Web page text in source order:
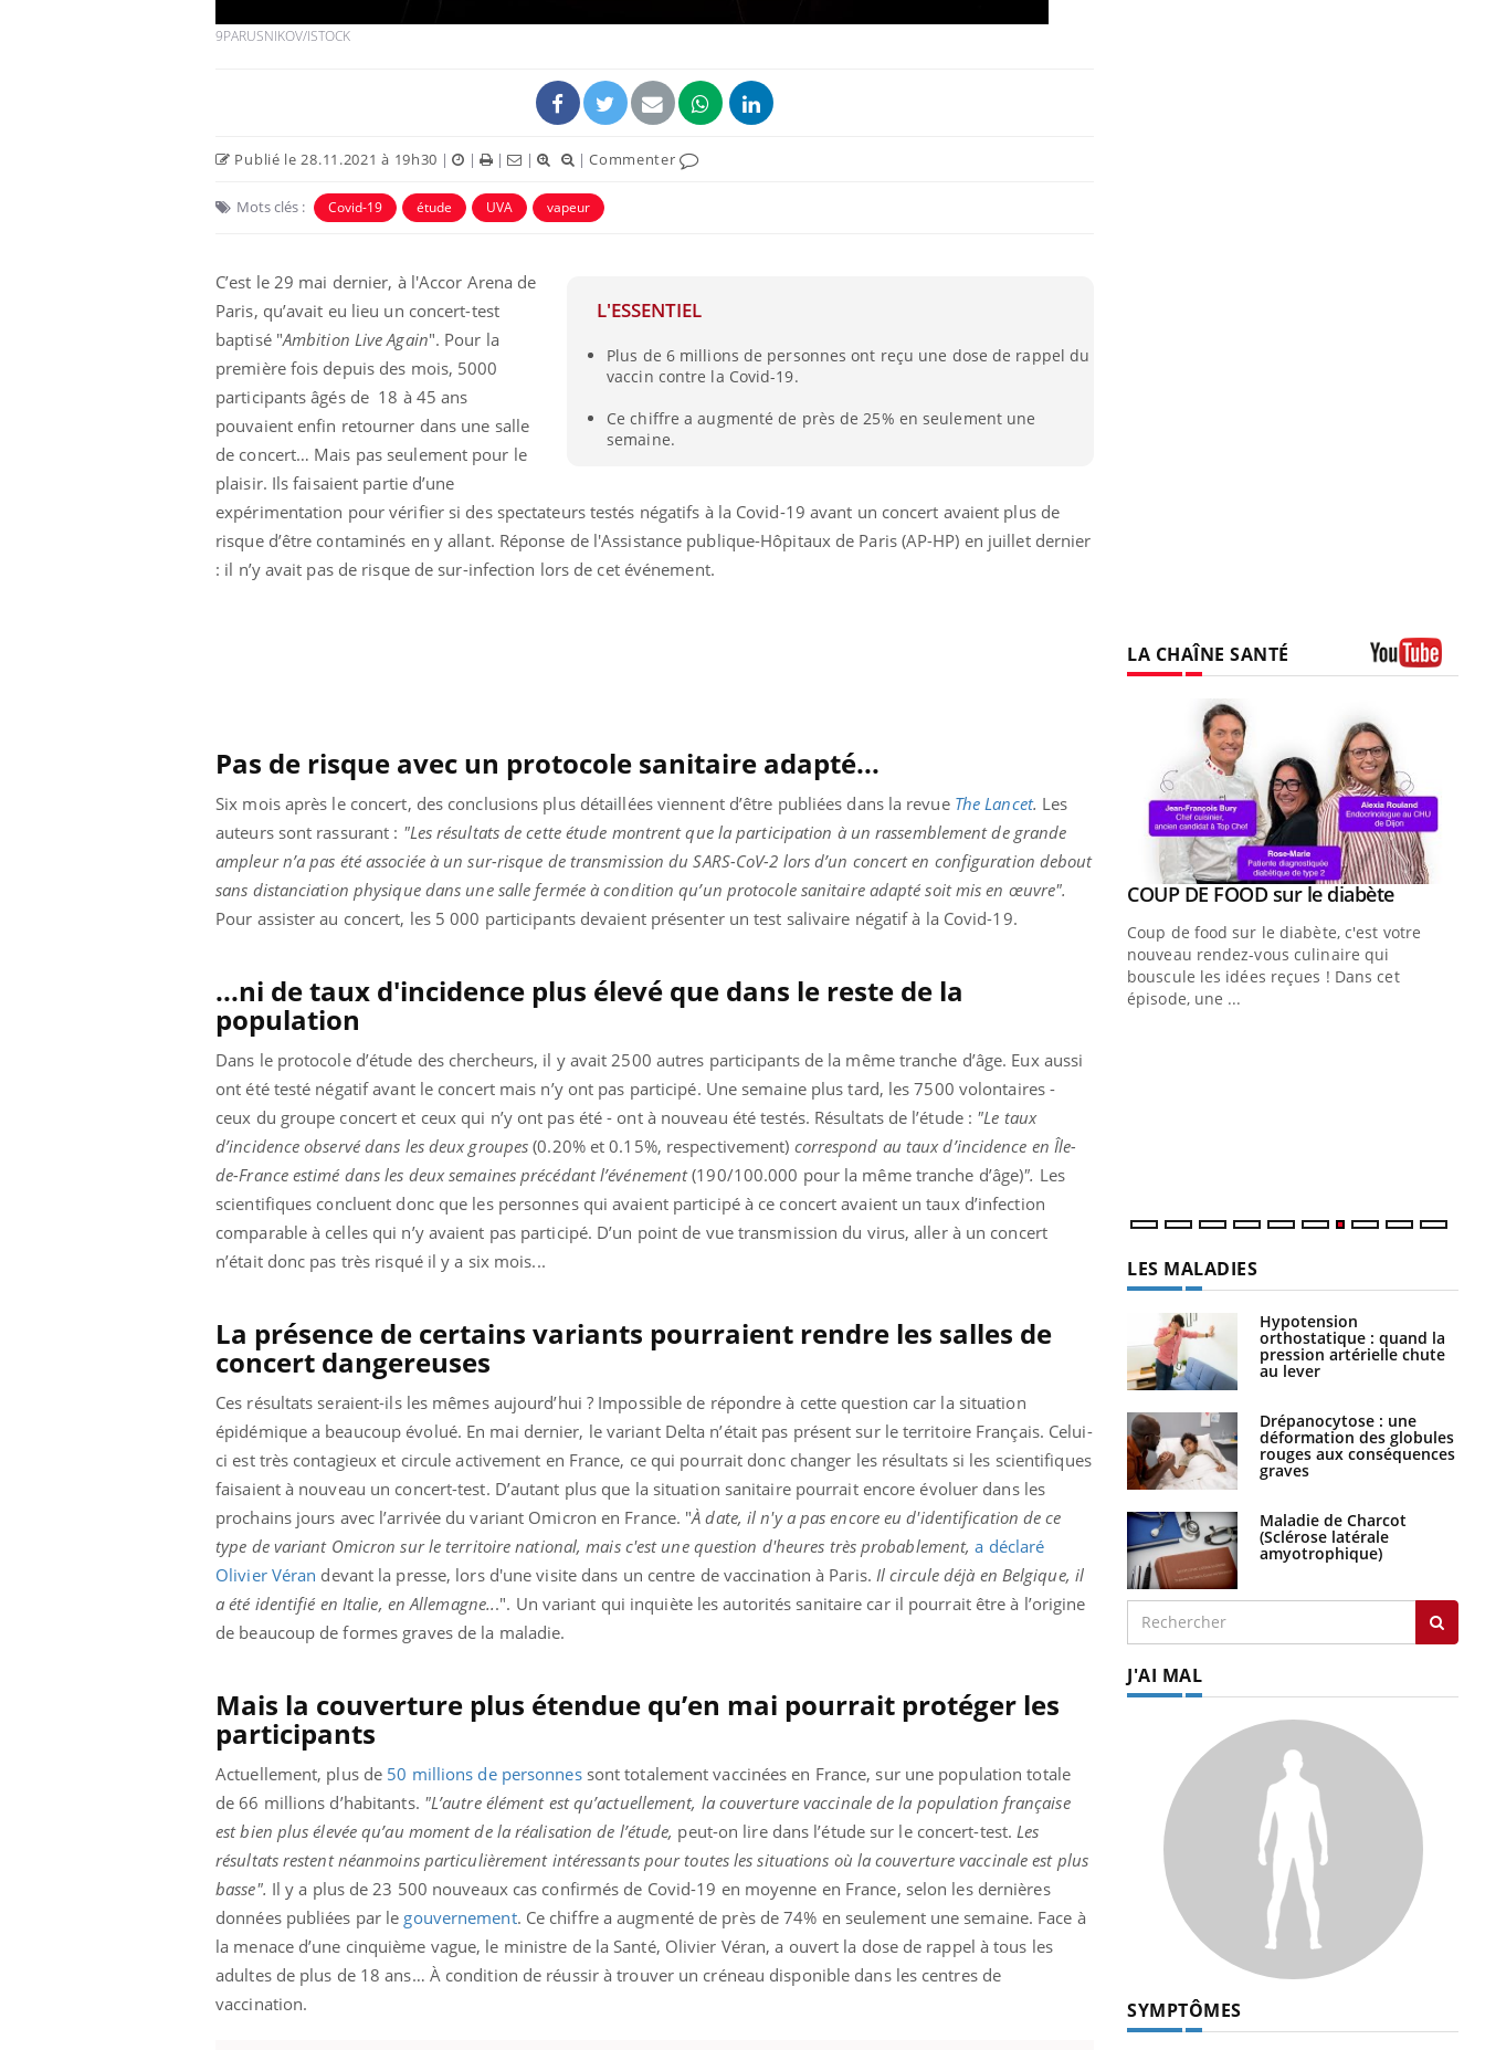
9PARUSNIKOV/ISTOCK
Publié le 28.11.2021 à 19h30 | | | | |Commenter
Mots clés : Covid-19 étude UVA vapeur
L'ESSENTIEL
Plus de 6 millions de personnes ont reçu une dose de rappel du
vaccin contre la Covid-19.
Ce chiffre a augmenté de près de 25% en seulement une
semaine.
C’est le 29 mai dernier, à l'Accor Arena de
Paris, qu’avait eu lieu un concert-test
baptisé "Ambition Live Again". Pour la
première fois depuis des mois, 5000
participants âgés de 18 à 45 ans
pouvaient enfin retourner dans une salle
de concert… Mais pas seulement pour le
plaisir. Ils faisaient partie d’une
expérimentation pour vérifier si des spectateurs testés négatifs à la Covid-19 avant un concert avaient plus de
risque d’être contaminés en y allant. Réponse de l'Assistance publique-Hôpitaux de Paris (AP-HP) en juillet dernier
: il n’y avait pas de risque de sur-infection lors de cet événement.
Pas de risque avec un protocole sanitaire adapté...
Six mois après le concert, des conclusions plus détaillées viennent d’être publiées dans la revue The Lancet. Les
auteurs sont rassurant : "Les résultats de cette étude montrent que la participation à un rassemblement de grande
ampleur n’a pas été associée à un sur-risque de transmission du SARS-CoV-2 lors d’un concert en configuration debout
sans distanciation physique dans une salle fermée à condition qu’un protocole sanitaire adapté soit mis en œuvre".
Pour assister au concert, les 5 000 participants devaient présenter un test salivaire négatif à la Covid-19.
...ni de taux d'incidence plus élevé que dans le reste de la
population
Dans le protocole d’étude des chercheurs, il y avait 2500 autres participants de la même tranche d’âge. Eux aussi
ont été testé négatif avant le concert mais n’y ont pas participé. Une semaine plus tard, les 7500 volontaires -
ceux du groupe concert et ceux qui n’y ont pas été - ont à nouveau été testés. Résultats de l’étude : "Le taux
d’incidence observé dans les deux groupes(0.20% et 0.15%, respectivement) correspond au taux d’incidence en Île-
de-France estimé dans les deux semaines précédant l’événement(190/100.000 pour la même tranche d’âge)". Les
scientifiques concluent donc que les personnes qui avaient participé à ce concert avaient un taux d’infection
comparable à celles qui n’y avaient pas participé. D’un point de vue transmission du virus, aller à un concert
n’était donc pas très risqué il y a six mois...
La présence de certains variants pourraient rendre les salles de
concert dangereuses
Ces résultats seraient-ils les mêmes aujourd’hui ? Impossible de répondre à cette question car la situation
épidémique a beaucoup évolué. En mai dernier, le variant Delta n’était pas présent sur le territoire Français. Celui-
ci est très contagieux et circule activement en France, ce qui pourrait donc changer les résultats si les scientifiques
faisaient à nouveau un concert-test. D’autant plus que la situation sanitaire pourrait encore évoluer dans les
prochains jours avec l’arrivée du variant Omicron en France. "À date, il n'y a pas encore eu d'identification de ce
type de variant Omicron sur le territoire national, mais c'est une question d'heures très probablement, a déclaré
Olivier Véran devant la presse, lors d'une visite dans un centre de vaccination à Paris. Il circule déjà en Belgique, il
a été identifié en Italie, en Allemagne...". Un variant qui inquiète les autorités sanitaire car il pourrait être à l’origine
de beaucoup de formes graves de la maladie.
Mais la couverture plus étendue qu’en mai pourrait protéger les
participants
Actuellement, plus de 50 millions de personnes sont totalement vaccinées en France, sur une population totale
de 66 millions d’habitants. "L’autre élément est qu’actuellement, la couverture vaccinale de la population française
est bien plus élevée qu’au moment de la réalisation de l’étude, peut-on lire dans l’étude sur le concert-test. Les
résultats restent néanmoins particulièrement intéressants pour toutes les situations où la couverture vaccinale est plus
basse". Il y a plus de 23 500 nouveaux cas confirmés de Covid-19 en moyenne en France, selon les dernières
données publiées par le gouvernement. Ce chiffre a augmenté de près de 74% en seulement une semaine. Face à
la menace d’une cinquième vague, le ministre de la Santé, Olivier Véran, a ouvert la dose de rappel à tous les
adultes de plus de 18 ans… À condition de réussir à trouver un créneau disponible dans les centres de
vaccination.
LA CHAÎNE SANTÉ
Eczéma Chronique des Mains : se
préparer pour l’été !Youtube
soleil, activités en plein air… Nos mains
Youtube
Diabète & Ramadan 2026Youtube
Le Ramadan approche, et, pour de
diabète, c'est une période de questions, de
défis, mais ...
Youtube
Un « jumeau numérique » pour
faciliter l’accès à la médecine
préventive
mutualiste innove en matière de bilan de
Youtube
COUP DE FOOD sur le diabèteYoutube
Coup de food sur le diabète, c'est votre
nouveau rendez-vous culinaire qui
bouscule les idées reçues ! Dans cet
épisode, une ...
LES MALADIES
Hypotension
orthostatique : quand la
pression artérielle chute
au lever
Drépanocytose : une
déformation des globules
rouges aux conséquences
graves
Maladie de Charcot
(Sclérose latérale
amyotrophique)
J'AI MAL
SYMPTÔMES